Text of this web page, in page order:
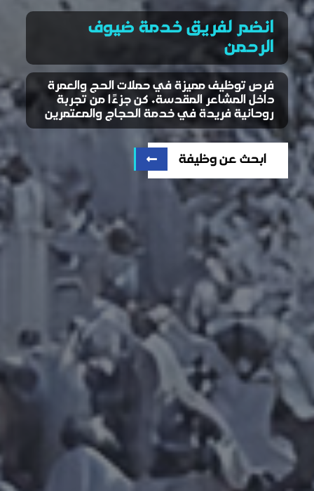
انضم لفريق خدمة ضيوف
الرحمن
فرص توظيف مميزة في حملات الحج والعمرة
داخل المشاعر المقدسة. كن جزءًا من تجربة
روحانية فريدة في خدمة الحجاج والمعتمرين
ابحث عن وظيفة